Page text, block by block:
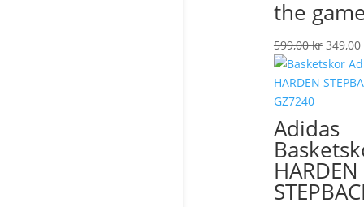
the
599,00kr Det
priset
349,00
Adidas
HARDEN